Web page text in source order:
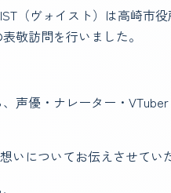
（ヴォイスト）は高崎市役
敬訪問を行いました。
、声優・ナレーター・
いについてお伝えさせてい